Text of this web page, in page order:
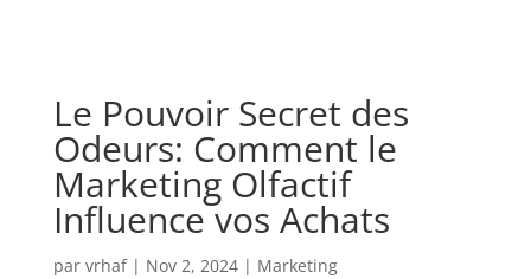
Le Pouvoir Secret des
Odeurs: Comment le
Marketing Olfactif
Influence vos Achats
par vrhaf| Nov 2, 2024| Marketing